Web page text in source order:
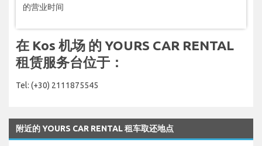
的营业时间
在 Kos 机场 的 YOURS CAR RENTAL
租赁服务台位于：
Tel: (+30) 2111875545
附近的 YOURS CAR RENTAL 租车取还地点